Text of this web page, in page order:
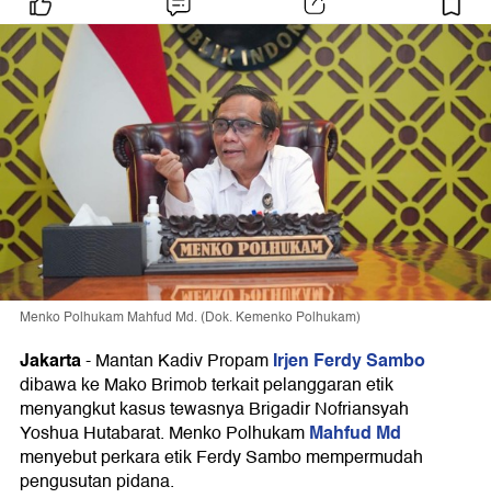
Menko Polhukam Mahfud Md. (Dok. Kemenko Polhukam)
Jakarta-Mantan Kadiv PropamIrjen Ferdy Sambo
dibawa ke Mako Brimob terkait pelanggaran etik
menyangkut kasus tewasnya Brigadir Nofriansyah
Yoshua Hutabarat. Menko PolhukamMahfud Md
menyebut perkara etik Ferdy Sambo mempermudah
pengusutan pidana.